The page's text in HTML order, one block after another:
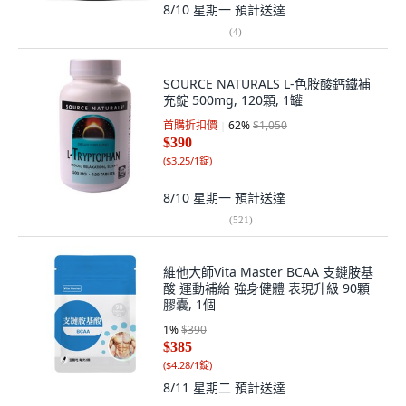
8/10 星期一 預計送達
(4)
SOURCE NATURALS L-色胺酸鈣鐵補
充錠 500mg, 120顆, 1罐
首購折扣價 62%$1,050
$390
($3.25/1錠)
8/10 星期一 預計送達
(521)
維他大師Vita Master BCAA 支鏈胺基
酸 運動補給 強身健體 表現升級 90顆
膠囊, 1個
1%$390
$385
($4.28/1錠)
8/11 星期二 預計送達